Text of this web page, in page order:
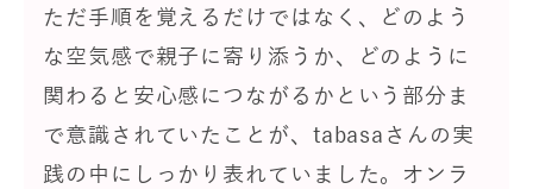
ただ手順を覚えるだけではなく、どのよう
な空気感で親子に寄り添うか、どのように
関わると安心感につながるかという部分ま
で意識されていたことが、tabasaさんの実
践の中にしっかり表れていました。オンラ